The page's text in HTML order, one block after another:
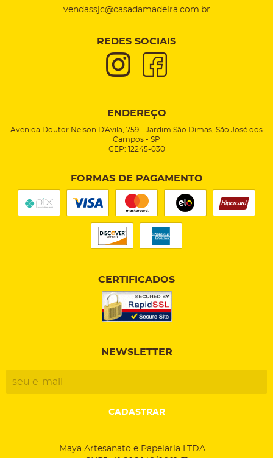
vendassjc@casadamadeira.com.br
REDES SOCIAIS
ENDEREÇO
Avenida Doutor Nelson D'Avila, 759 - Jardim São Dimas, São José dos
Campos - SP
CEP: 12245-030
FORMAS DE PAGAMENTO
CERTIFICADOS
NEWSLETTER
CADASTRAR
Maya Artesanato e Papelaria LTDA